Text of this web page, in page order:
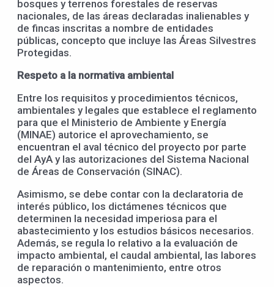
bosques y terrenos forestales de reservas
nacionales, de las áreas declaradas inalienables y
de fincas inscritas a nombre de entidades
públicas, concepto que incluye las Áreas Silvestres
Protegidas.
Respeto a la normativa ambiental
Entre los requisitos y procedimientos técnicos,
ambientales y legales que establece el reglamento
para que el Ministerio de Ambiente y Energía
(MINAE) autorice el aprovechamiento, se
encuentran el aval técnico del proyecto por parte
del AyA y las autorizaciones del Sistema Nacional
de Áreas de Conservación (SINAC).
Asimismo, se debe contar con la declaratoria de
interés público, los dictámenes técnicos que
determinen la necesidad imperiosa para el
abastecimiento y los estudios básicos necesarios.
Además, se regula lo relativo a la evaluación de
impacto ambiental, el caudal ambiental, las labores
de reparación o mantenimiento, entre otros
aspectos.